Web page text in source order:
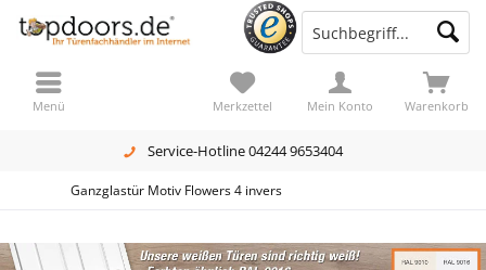
Service-Hotline 04244 9653404
Warenkorb
Merkzettel Mein Konto
Menü
Ganzglastür Motiv Flowers 4 invers